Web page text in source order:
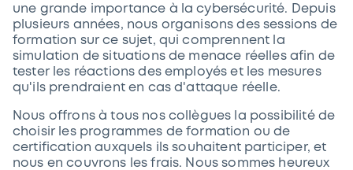
une grande importance à la cybersécurité. Depuis
plusieurs années, nous organisons des sessions de
formation sur ce sujet, qui comprennent la
simulation de situations de menace réelles afin de
tester les réactions des employés et les mesures
qu'ils prendraient en cas d'attaque réelle.
Nous offrons à tous nos collègues la possibilité de
choisir les programmes de formation ou de
certification auxquels ils souhaitent participer, et
nous en couvrons les frais. Nous sommes heureux